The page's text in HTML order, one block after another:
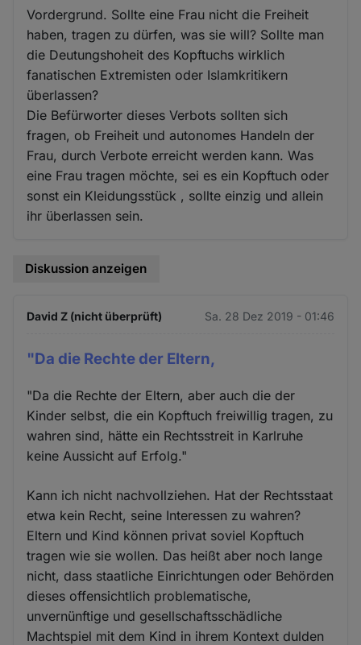
Vordergrund. Sollte eine Frau nicht die Freiheit
haben, tragen zu dürfen, was sie will? Sollte man
die Deutungshoheit des Kopftuchs wirklich
fanatischen Extremisten oder Islamkritikern
überlassen?
Die Befürworter dieses Verbots sollten sich
fragen, ob Freiheit und autonomes Handeln der
Frau, durch Verbote erreicht werden kann. Was
eine Frau tragen möchte, sei es ein Kopftuch oder
sonst ein Kleidungsstück , sollte einzig und allein
ihr überlassen sein.
Diskussion anzeigen
David Z (nicht überprüft) Sa. 28 Dez 2019 - 01:46
"Da die Rechte der Eltern,
"Da die Rechte der Eltern, aber auch die der
Kinder selbst, die ein Kopftuch freiwillig tragen, zu
wahren sind, hätte ein Rechtsstreit in Karlruhe
keine Aussicht auf Erfolg."
Kann ich nicht nachvollziehen. Hat der Rechtsstaat
etwa kein Recht, seine Interessen zu wahren?
Eltern und Kind können privat soviel Kopftuch
tragen wie sie wollen. Das heißt aber noch lange
nicht, dass staatliche Einrichtungen oder Behörden
dieses offensichtlich problematische,
unvernünftige und gesellschaftsschädliche
Machtspiel mit dem Kind in ihrem Kontext dulden